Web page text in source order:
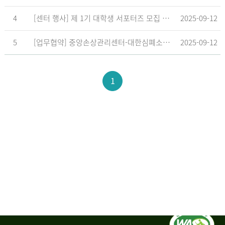
4 [센터 행사] 제 1기 대학생 서포터즈 모집 공고 2025-09-12
5 [업무협약] 중앙손상관리센터-대한심폐소생협회, 학교현장 CPR 교육 확대 위한 업무협약 체결 2025-09-12
1